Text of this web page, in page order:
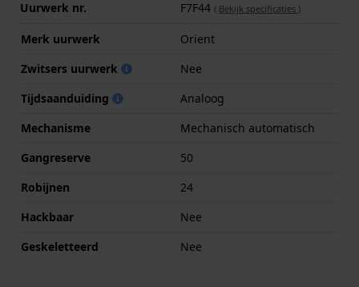
Uurwerk nr. F7F44 ( Bekijk specificaties )
Merk uurwerk
Orient
Zwitsers uurwerk
Nee
Tijdsaanduiding
Analoog
Mechanisme
Mechanisch automatisch
Gangreserve
50
Robijnen
24
Hackbaar
Nee
Geskeletteerd
Nee